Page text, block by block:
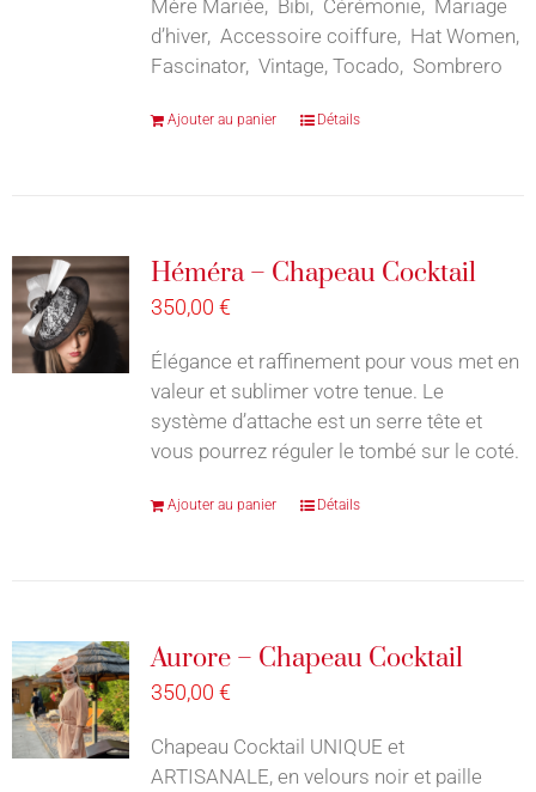
Mère Mariée, Bibi, Cérémonie, Mariage
d’hiver, Accessoire coiffure, Hat Women,
Fascinator, Vintage, Tocado, Sombrero
Ajouter au panier Détails
Héméra – Chapeau Cocktail
350,00 €
Élégance et raffinement pour vous met en
valeur et sublimer votre tenue. Le
système d’attache est un serre tête et
vous pourrez réguler le tombé sur le coté.
Ajouter au panier Détails
Aurore – Chapeau Cocktail
350,00 €
Chapeau Cocktail UNIQUE et
ARTISANALE, en velours noir et paille